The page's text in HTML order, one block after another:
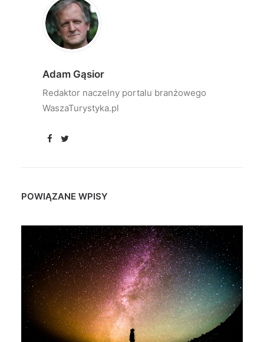
Adam Gąsior
Redaktor naczelny portalu branżowego
WaszaTurystyka.pl
POWIĄZANE WPISY